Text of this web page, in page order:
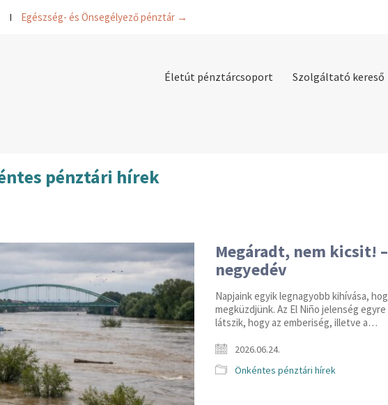
Egészség- és Önsegélyező pénztár →
Életút pénztárcsoport Szolgáltató kereső
pénztári hírek
Megáradt, nem kicsit!
negyedév
Napjaink egyik legnagyobb kihívása,
megküzdjünk. Az El Niño jelenség
látszik, hogy az emberiség, illetve a…
2026.06.24.
Önkéntes pénztári hírek